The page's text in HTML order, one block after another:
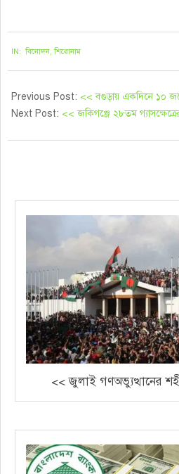
IN: বিনোদন,শিরোনাম
Previous Post: << বগুড়ায় একদিনে ১০
Next Post: << জকিগঞ্জে ২৮তম
<< জুলাই গণঅভ্যুত্থানের